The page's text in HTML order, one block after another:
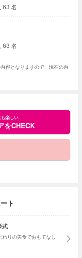
63 名
63 名
容となりますので、現在の内
も楽しい
をCHECK
ト
式
わりの美食でおもてなし